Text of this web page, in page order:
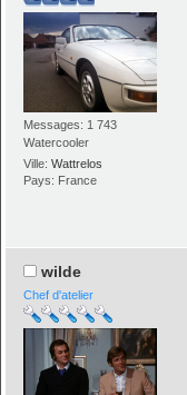
Messages: 1 743
Watercooler
Ville:Wattrelos
Pays: France
wilde
Chef d'atelier